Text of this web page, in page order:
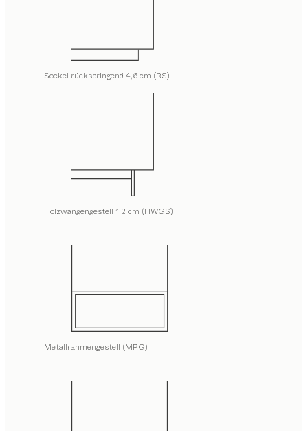
Sockel rückspringend 4,6 cm (RS)
Holzwangengestell 1,2 cm (HWGS)
Metallrahmengestell (MRG)